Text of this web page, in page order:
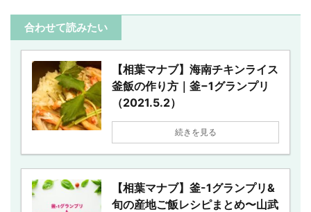
合わせて読みたい
【相葉マナブ】海南チキンライス
釜飯の作り方｜釜−1グランプリ
（2021.5.2）
続きを見る
【相葉マナブ】釜-1グランプリ&
旬の産地ご飯レシピまとめ〜山武